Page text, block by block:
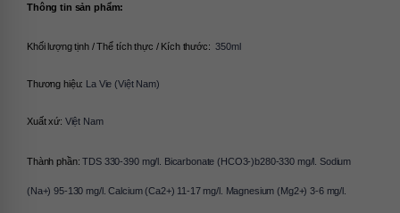
Thông tin sản phẩm:
Khối lượng tịnh / Thể tích thực / Kích thước: 350ml
Thương hiệu: La Vie (Việt Nam)
Xuất xứ: Việt Nam
Thành phần: TDS 330-390 mg/l. Bicarbonate (HCO3-)b280-330 mg/l. Sodium
(Na+) 95-130 mg/l. Calcium (Ca2+) 11-17 mg/l. Magnesium (Mg2+) 3-6 mg/l.